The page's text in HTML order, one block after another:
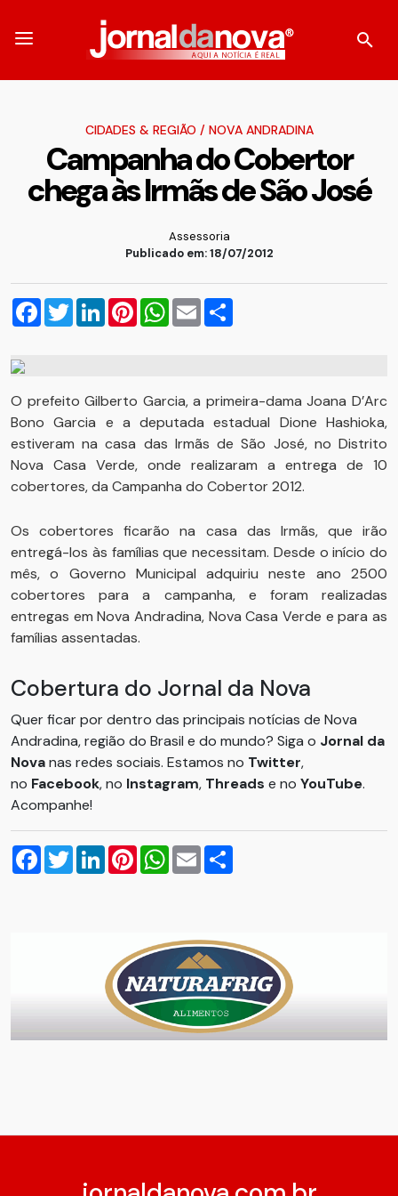
CIDADES & REGIÃO / NOVA ANDRADINA
Campanha do Cobertor
chega às Irmãs de São José
Assessoria
Publicado em: 18/07/2012
Facebook
TwitterLinkedInPinterestWhatsApp
Email
O prefeito Gilberto Garcia, a primeira-dama Joana D’Arc
Bono Garcia e a deputada estadual Dione Hashioka,
estiveram na casa das Irmãs de São José, no Distrito
Nova Casa Verde, onde realizaram a entrega de 10
cobertores, da Campanha do Cobertor 2012.
Os cobertores ficarão na casa das Irmãs, que irão
entregá-los às famílias que necessitam. Desde o início do
mês, o Governo Municipal adquiriu neste ano 2500
cobertores para a campanha, e foram realizadas
entregas em Nova Andradina, Nova Casa Verde e para as
famílias assentadas.
Cobertura do Jornal da Nova
Quer ficar por dentro das principais notícias de Nova
Andradina, região do Brasil e do mundo? Siga o Jornal da
Novanas redes sociais. Estamos no Twitter,
no Facebook, no Instagram, Threads e no YouTube.
Acompanhe!
Facebook
TwitterLinkedInPinterestWhatsApp
Email